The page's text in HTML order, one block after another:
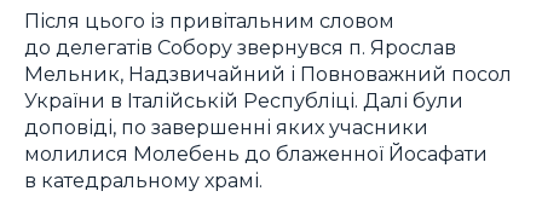
Після цього із привітальним словом
до делегатів Собору звернувся п. Ярослав
Мельник, Надзвичайний і Повноважний посол
України в Італійській Республіці. Далі були
доповіді, по завершенні яких учасники
молилися Молебень до блаженної Йосафати
в катедральному храмі.